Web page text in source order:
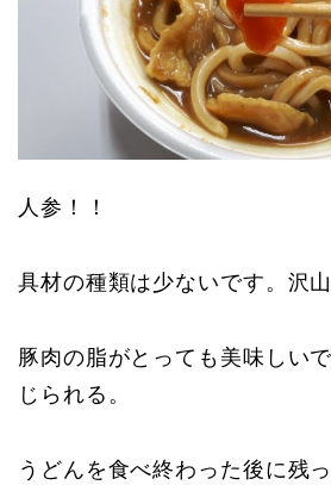
人参！！
具材の種類は少ないです。沢
豚肉の脂がとっても美味しい
じられる。
うどんを食べ終わった後に残